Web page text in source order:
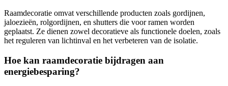
Raamdecoratie omvat verschillende producten zoals gordijnen,
jaloezieën, rolgordijnen, en shutters die voor ramen worden
geplaatst. Ze dienen zowel decoratieve als functionele doelen, zoals
het reguleren van lichtinval en het verbeteren van de isolatie.
Hoe kan raamdecoratie bijdragen aan
energiebesparing?